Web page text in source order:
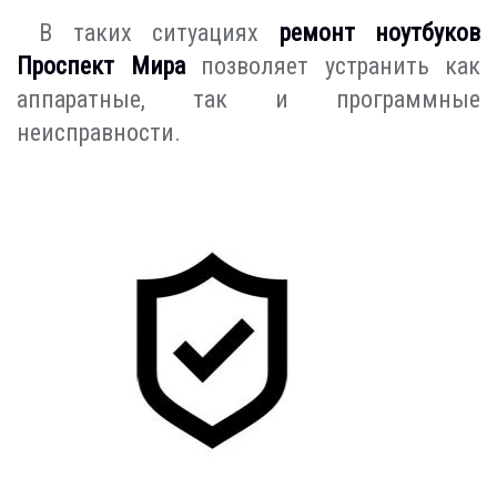
В таких ситуациях ремонт ноутбуков
Проспект Мирапозволяет устранить как
аппаратные, так и программные
неисправности.
Индивидуальный подход